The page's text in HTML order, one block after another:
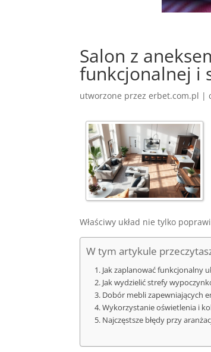
Salon z
funkcjonalnej i
utworzone przezerbet.com.pl |
Właściwy układ nie tylko
W tym artykule
Jak zaplanować funkcjonalny
Jak wydzielić strefy
Dobór mebli zapewniających
Wykorzystanie oświetlenia i
Najczęstsze błędy przy